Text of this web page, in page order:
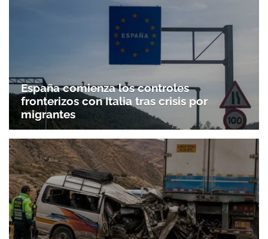
ACEPTAR
España comienza los controles
fronterizos con Italia tras crisis por
migrantes